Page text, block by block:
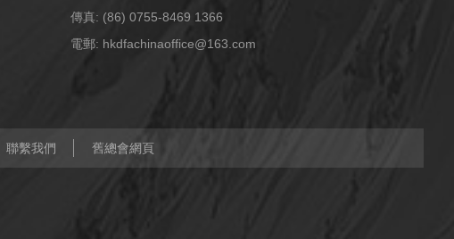
傳真: (86) 0755-8469 1366
電郵: hkdfachinaoffice@163.com
聯繫我們 舊總會網頁